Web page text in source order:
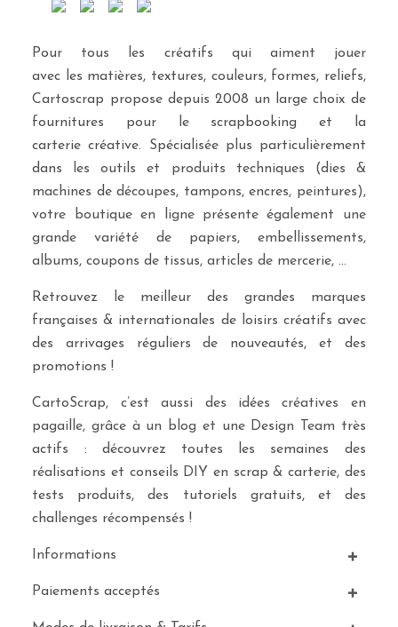
Pour tous les créatifs qui aiment jouer
avec les matières, textures, couleurs, formes, reliefs,
Cartoscrap propose depuis 2008 un large choix de
fournitures pour le scrapbooking et la
carterie créative. Spécialisée plus particulièrement
dans les outils et produits techniques (dies &
machines de découpes, tampons, encres, peintures),
votre boutique en ligne présente également une
grande variété de papiers, embellissements,
albums, coupons de tissus, articles de mercerie, …
Retrouvez le meilleur des grandes marques
françaises & internationales de loisirs créatifs avec
des arrivages réguliers de nouveautés, et des
promotions !
CartoScrap, c’est aussi des idées créatives en
pagaille, grâce à un blog et une Design Team très
actifs : découvrez toutes les semaines des
réalisations et conseils DIY en scrap & carterie, des
tests produits, des tutoriels gratuits, et des
challenges récompensés !
Informations
Paiements acceptés